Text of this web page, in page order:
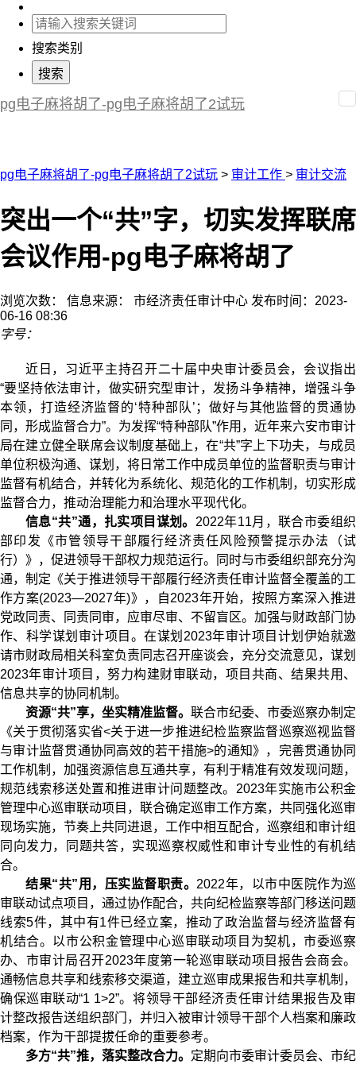
搜索类别
pg电子麻将胡了-pg电子麻将胡了2试玩
pg电子麻将胡了-pg电子麻将胡了2试玩 > 审计工作 > 审计交流
突出一个“共”字，切实发挥联席
会议作用-pg电子麻将胡了
浏览次数： 信息来源： 市经济责任审计中心 发布时间：2023-
06-16 08:36
字号：
近日，习近平主持召开二十届中央审计委员会，会议指出
“要坚持依法审计，做实研究型审计，发扬斗争精神，增强斗争
本领，打造经济监督的‘特种部队’；做好与其他监督的贯通协
同，形成监督合力”。为发挥“特种部队”作用，近年来六安市审计
局在建立健全联席会议制度基础上，在“共”字上下功夫，与成员
单位积极沟通、谋划，将日常工作中成员单位的监督职责与审计
监督有机结合，并转化为系统化、规范化的工作机制，切实形成
监督合力，推动治理能力和治理水平现代化。
信息“共”通，扎实项目谋划。 2022年11月，联合市委组织
部印发 《市管领导干部履行经济责任风险预警提示办法（试
行）》 ，促进领导干部权力规范运行。同时与市委组织部充分沟
通，制定 《关于推进领导干部履行经济责任审计监督全覆盖的工
作方案(2023—2027年)》 ，自2023年开始，按照方案深入推进
党政同责、同责同审，应审尽审、不留盲区。加强与财政部门协
作、科学谋划审计项目。在谋划2023年审计项目计划伊始就邀
请市财政局相关科室负责同志召开座谈会，充分交流意见，谋划
2023年审计项目，努力构建财审联动，项目共商、结果共用、
信息共享的协同机制。
资源“共”享，坐实精准监督。 联合市纪委、市委巡察办制定
《关于贯彻落实省<关于进一步推进纪检监察监督巡察巡视监督
与审计监督贯通协同高效的若干措施>的通知》 ，完善贯通协同
工作机制，加强资源信息互通共享，有利于精准有效发现问题，
规范线索移送处置和推进审计问题整改。2023年实施市公积金
管理中心巡审联动项目，联合确定巡审工作方案，共同强化巡审
现场实施，节奏上共同进退，工作中相互配合，巡察组和审计组
同向发力，同题共答，实现巡察权威性和审计专业性的有机结
合。
结果“共”用，压实监督职责。 2022年，以市中医院作为巡
审联动试点项目，通过协作配合，共向纪检监察等部门移送问题
线索5件，其中有1件已经立案，推动了政治监督与经济监督有
机结合。以市公积金管理中心巡审联动项目为契机，市委巡察
办、市审计局召开2023年度第一轮巡审联动项目报告会商会。
通畅信息共享和线索移交渠道，建立巡审成果报告和共享机制，
确保巡审联动“1 1>2”。将领导干部经济责任审计结果报告及审
计整改报告送组织部门，并归入被审计领导干部个人档案和廉政
档案，作为干部提拔任命的重要参考。
多方“共”推，落实整改合力。 定期向市委审计委员会、市纪